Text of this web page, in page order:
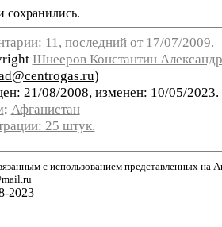
11, последний от 17/07/2009.
Шнееров Константин
)
21/08/2008, изменен: 10/05/
: Афганистан
25 штук.
с использованием представленных на
2023